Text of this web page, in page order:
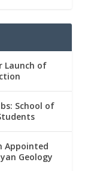
Launch of
School of
Appointed
Geology